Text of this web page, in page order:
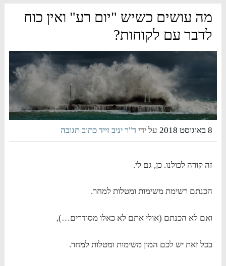
מה עושים כשיש "יום רע" ואין כוח
לדבר עם לקוחות?
8 באוגוסט 2018 על ידיד"ר יניב זייד כתוב תגובה
זה קורה לכולנו. כן, גם לי.
הכנתם רשימת משימות ומטלות למחר.
ואם לא הכנתם (אולי אתם לא כאלו מסודרים…),
בכל זאת יש לכם המון משימות ומטלות למחר.